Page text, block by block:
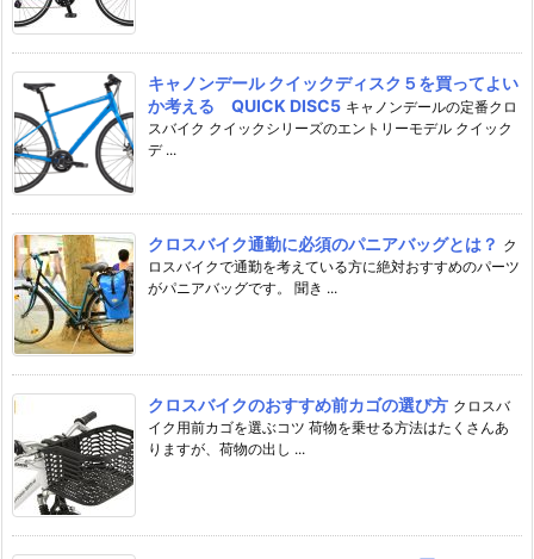
キャノンデール クイックディスク５を買ってよい
か考える QUICK DISC5 キャノンデールの定番クロ
スバイク クイックシリーズのエントリーモデル クイック
デ ...
クロスバイク通勤に必須のパニアバッグとは？ ク
ロスバイクで通勤を考えている方に絶対おすすめのパーツ
がパニアバッグです。 聞き ...
クロスバイクのおすすめ前カゴの選び方 クロスバ
イク用前カゴを選ぶコツ 荷物を乗せる方法はたくさんあ
りますが、荷物の出し ...